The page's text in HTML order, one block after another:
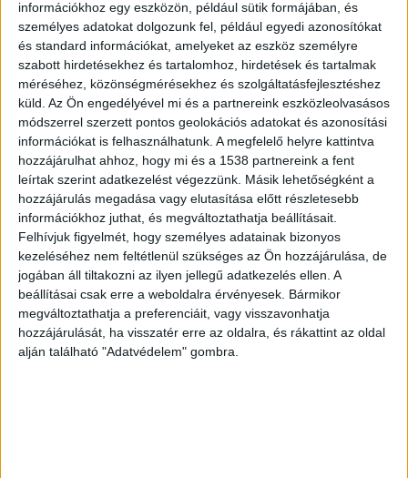
információkhoz egy eszközön, például sütik formájában, és
személyes adatokat dolgozunk fel, például egyedi azonosítókat
és standard információkat, amelyeket az eszköz személyre
szabott hirdetésekhez és tartalomhoz, hirdetések és tartalmak
méréséhez, közönségmérésekhez és szolgáltatásfejlesztéshez
küld. Az Ön engedélyével mi és a partnereink eszközleolvasásos
módszerrel szerzett pontos geolokációs adatokat és azonosítási
információkat is felhasználhatunk. A megfelelő helyre kattintva
hozzájárulhat ahhoz, hogy mi és a 1538 partnereink a fent
leírtak szerint adatkezelést végezzünk. Másik lehetőségként a
hozzájárulás megadása vagy elutasítása előtt részletesebb
információkhoz juthat, és megváltoztathatja beállításait.
Felhívjuk figyelmét, hogy személyes adatainak bizonyos
kezeléséhez nem feltétlenül szükséges az Ön hozzájárulása, de
jogában áll tiltakozni az ilyen jellegű adatkezelés ellen. A
beállításai csak erre a weboldalra érvényesek. Bármikor
megváltoztathatja a preferenciáit, vagy visszavonhatja
hozzájárulását, ha visszatér erre az oldalra, és rákattint az oldal
alján található "Adatvédelem" gombra.
Az utcán találkoztak
A későbbi sértett 2025. március 12-én délután
Szekszárd egyik forgalmas utcáján sétált kiskorú
lányával, amikor összetalálkozott a vádlottal,
valamint a vádlott társaságában lévő 14 éves
lánnyal. A sértett egy korábbi konfliktus okán
számon kérte a lányt, amiből szóváltás alakult ki
a vádlott és a sértett között, majd a vádlott a
sértettre támadt, a nyakát megragadta, aki
ennek következtében a földre esett.